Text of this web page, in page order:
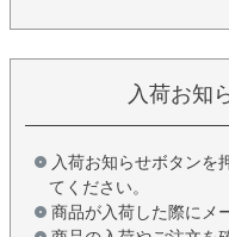
入荷お知
入荷お知らせボタンを
てください。
商品が入荷した際にメ